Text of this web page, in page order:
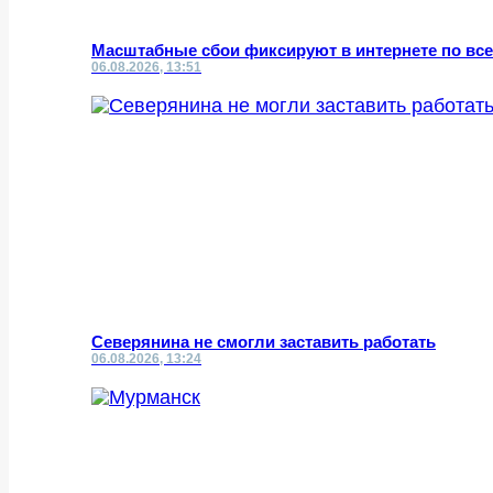
Масштабные сбои фиксируют в интернете по
06.08.2026, 13:51
Северянина не смогли заставить работать
06.08.2026, 13:24